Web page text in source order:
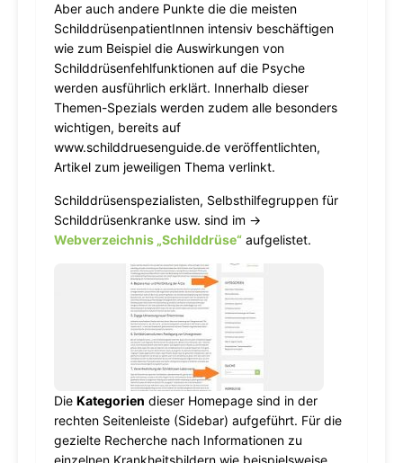
Aber auch andere Punkte die die meisten
SchilddrüsenpatientInnen intensiv beschäftigen
wie zum Beispiel die Auswirkungen von
Schilddrüsenfehlfunktionen auf die Psyche
werden ausführlich erklärt. Innerhalb dieser
Themen-Spezials werden zudem alle besonders
wichtigen, bereits auf
www.schilddruesenguide.de veröffentlichten,
Artikel zum jeweiligen Thema verlinkt.
Schilddrüsenspezialisten, Selbsthilfegruppen für
Schilddrüsenkranke usw. sind im →
Webverzeichnis „Schilddrüse“ aufgelistet.
Die Kategorien dieser Homepage sind in der
rechten Seitenleiste (Sidebar) aufgeführt. Für die
gezielte Recherche nach Informationen zu
einzelnen Krankheitsbildern wie beispielsweise